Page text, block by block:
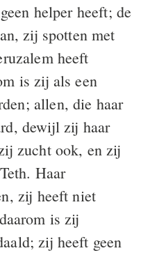
helper heeft; de
zij spotten met
heeft
is zij als een
allen, die haar
dewijl zij haar
zucht ook, en zij
Teth. Haar
zij heeft niet
is zij
zij heeft geen